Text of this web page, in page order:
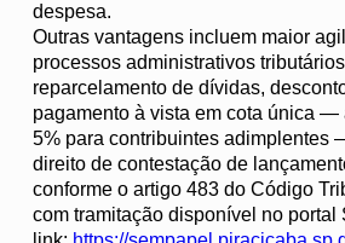
despesa.
Outras vantagens incluem maior
processos administrativos
reparcelamento de dívidas,
pagamento à vista em cota única —
5% para contribuintes adimplentes
direito de contestação de
conforme o artigo 483 do Código
com tramitação disponível no portal